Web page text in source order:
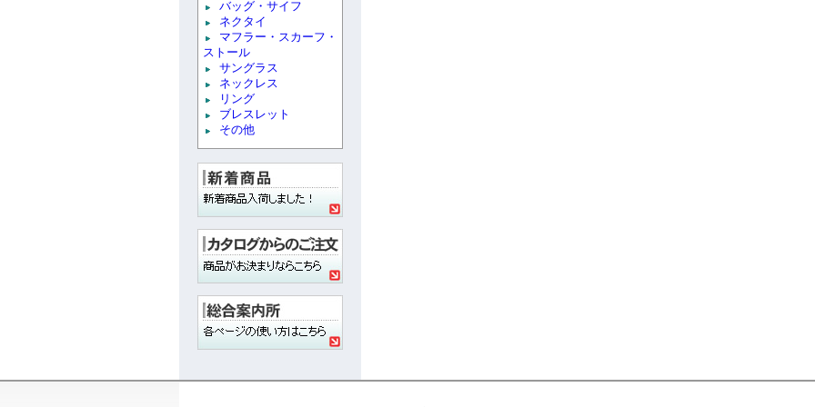
バッグ・サイフ
ネクタイ
マフラー・スカーフ・
ストール
サングラス
ネックレス
リング
ブレスレット
その他